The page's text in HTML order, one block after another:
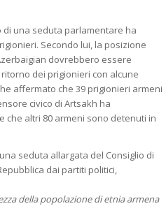
di una seduta parlamentare ha
Secondo lui, la posizione
dovrebbero essere
dei prigionieri con alcune
affermato che 39 prigionieri armeni
civico di Artsakh ha
che altri 80 armeni sono detenuti in
seduta allargata del Consiglio di
dai partiti politici,
della popolazione di etnia armena